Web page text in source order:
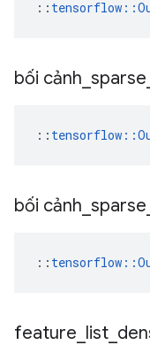
::
bối cảnh sparse
::
bối cảnh sparse
::
feature list